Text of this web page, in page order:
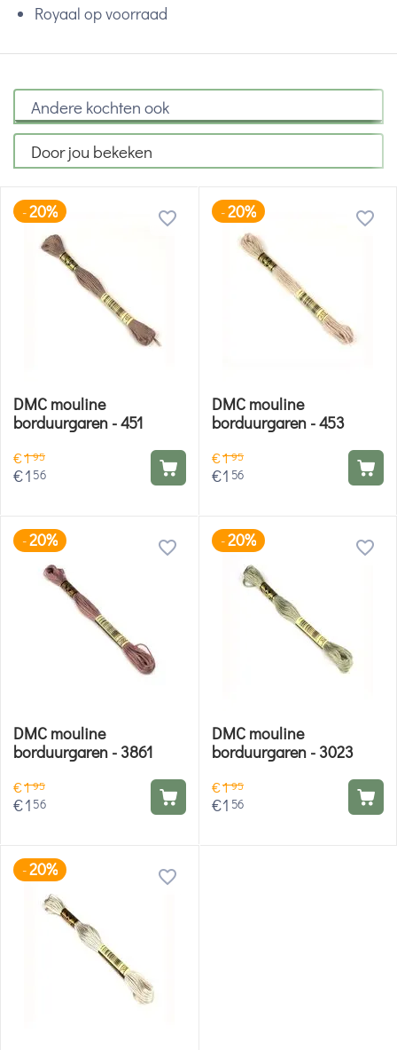
Royaal op voorraad
Andere kochten ook
Door jou bekeken
-20%
DMC mouline
borduurgaren - 451
€195
€1 56
-20%
DMC mouline
borduurgaren - 453
€195
€1 56
-20%
DMC mouline
borduurgaren - 3861
€195
€1 56
-20%
DMC mouline
borduurgaren - 3023
€195
€1 56
-20%